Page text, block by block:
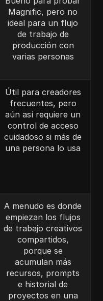
Magnific, pero no
ideal para un flujo
de trabajo de
producción con
varias personas
Útil para creadores
frecuentes, pero
aún así requiere un
control de acceso
cuidadoso si más de
una persona lo usa
A menudo es donde
empiezan los flujos
de trabajo creativos
compartidos,
porque se
acumulan más
recursos, prompts
e historial de
proyectos en una